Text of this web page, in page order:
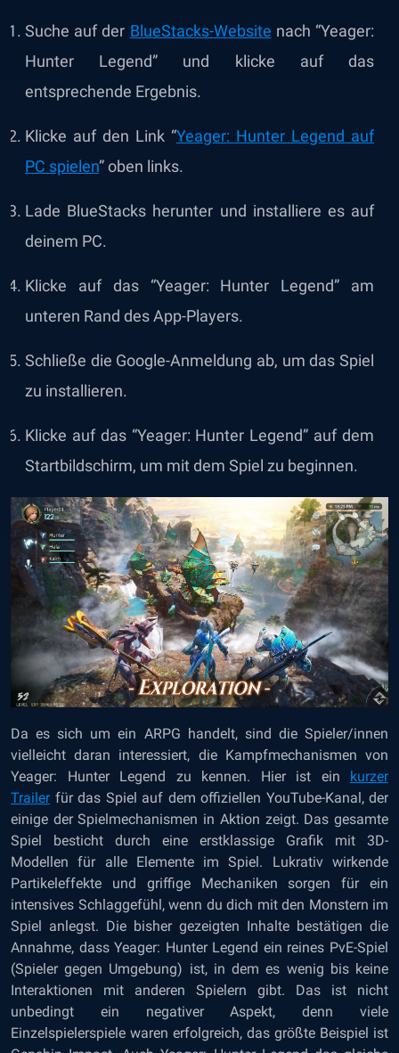
Suche auf der BlueStacks-Website nach “Yeager:
Hunter Legend” und klicke auf das
entsprechende Ergebnis.
Klicke auf den Link “Yeager: Hunter Legend auf
PC spielen”oben links.
Lade BlueStacks herunter und installiere es auf
deinem PC.
Klicke auf das “Yeager: Hunter Legend” am
unteren Rand des App-Players.
Schließe die Google-Anmeldung ab, um das Spiel
zu installieren.
Klicke auf das “Yeager: Hunter Legend” auf dem
Startbildschirm, um mit dem Spiel zu beginnen.
Da es sich um ein ARPG handelt, sind die Spieler/innen
vielleicht daran interessiert, die Kampfmechanismen von
Yeager: Hunter Legend zu kennen. Hier ist ein
kurzer
Trailerfür das Spiel auf dem offiziellen YouTube-Kanal, der
einige der Spielmechanismen in Aktion zeigt. Das gesamte
Spiel besticht durch eine erstklassige Grafik mit 3D-
Modellen für alle Elemente im Spiel. Lukrativ wirkende
Partikeleffekte und griffige Mechaniken sorgen für ein
intensives Schlaggefühl, wenn du dich mit den Monstern im
Spiel anlegst. Die bisher gezeigten Inhalte bestätigen die
Annahme, dass Yeager: Hunter Legend ein reines PvE-Spiel
(Spieler gegen Umgebung) ist, in dem es wenig bis keine
Interaktionen mit anderen Spielern gibt. Das ist nicht
unbedingt ein negativer Aspekt, denn viele
Einzelspielerspiele waren erfolgreich, das größte Beispiel ist